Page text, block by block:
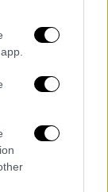
γκολ
Αραμπί
προς
τα